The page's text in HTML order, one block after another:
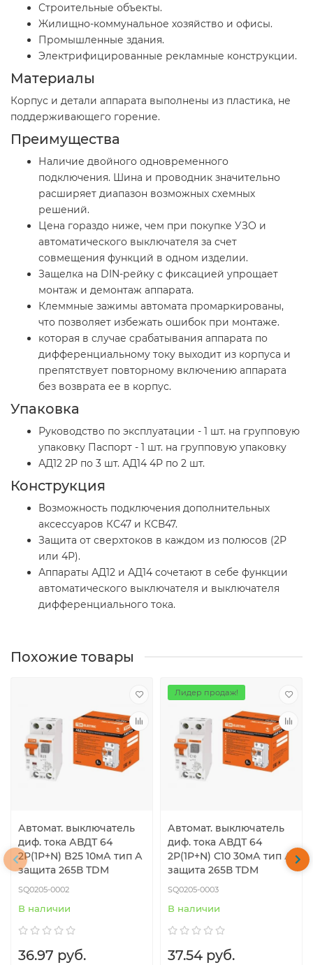
Строительные объекты.
Жилищно-коммунальное хозяйство и офисы.
Промышленные здания.
Электрифицированные рекламные конструкции.
Материалы
Корпус и детали аппарата выполнены из пластика, не
поддерживающего горение.
Преимущества
Наличие двойного одновременного
подключения. Шина и проводник значительно
расширяет диапазон возможных схемных
решений.
Цена гораздо ниже, чем при покупке УЗО и
автоматического выключателя за счет
совмещения функций в одном изделии.
Защелка на DIN-рейку с фиксацией упрощает
монтаж и демонтаж аппарата.
Клеммные зажимы автомата промаркированы,
что позволяет избежать ошибок при монтаже.
которая в случае срабатывания аппарата по
дифференциальному току выходит из корпуса и
препятствует повторному включению аппарата
без возврата ее в корпус.
Упаковка
Руководство по эксплуатации - 1 шт. на групповую
упаковку Паспорт - 1 шт. на групповую упаковку
АД12 2Р по 3 шт. АД14 4Р по 2 шт.
Конструкция
Возможность подключения дополнительных
аксессуаров КС47 и КСВ47.
Защита от сверхтоков в каждом из полюсов (2Р
или 4Р).
Аппараты АД12 и АД14 сочетают в себе функции
автоматического выключателя и выключателя
дифференциального тока.
Похожие товары
Автомат. выключатель
диф. тока АВДТ 64
2Р(1Р+N) B25 10мА тип А
защита 265В TDM
SQ0205-0002
В наличии
36.97 руб.
Лидер продаж!
Автомат. выключатель
диф. тока АВДТ 64
2Р(1Р+N) C10 30мА тип А
защита 265В TDM
SQ0205-0003
В наличии
37.54 руб.